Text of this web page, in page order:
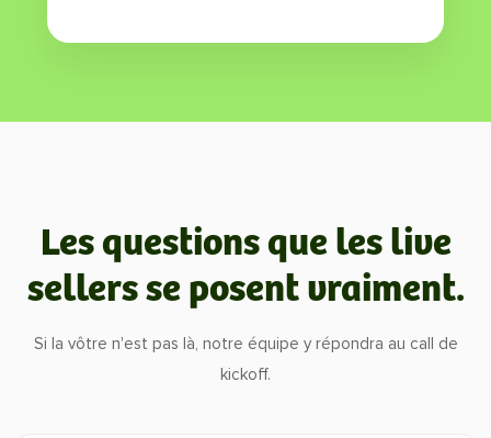
Les questions que les live
sellers se posent vraiment.
Si la vôtre n'est pas là, notre équipe y répondra au call de
kickoff.